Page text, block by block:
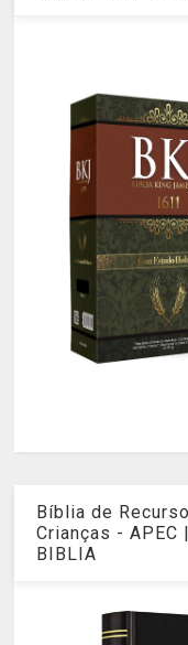
Bíblia de
Crianças - APEC
BIBLIA